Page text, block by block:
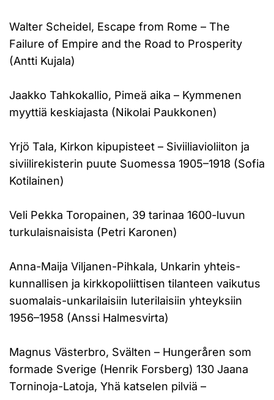
Walter Scheidel, Escape from Rome – The
Failure of Empire and the Road to Prosperity
(Antti Kujala)
Jaakko Tahkokallio, Pimeä aika – Kymmenen
myyttiä keskiajasta (Nikolai Paukkonen)
Yrjö Tala, Kirkon kipupisteet – Siviiliavioliiton ja
siviilirekisterin puute Suomessa 1905–1918 (Sofia
Kotilainen)
Veli Pekka Toropainen, 39 tarinaa 1600-luvun
turkulaisnaisista (Petri Karonen)
Anna-Maija Viljanen-Pihkala, Unkarin yhteis-
kunnallisen ja kirkkopoliittisen tilanteen vaikutus
suomalais-unkarilaisiin luterilaisiin yhteyksiin
1956–1958 (Anssi Halmesvirta)
Magnus Västerbro, Svälten – Hungeråren som
formade Sverige (Henrik Forsberg) 130 Jaana
Torninoja-Latoja, Yhä katselen pilviä –